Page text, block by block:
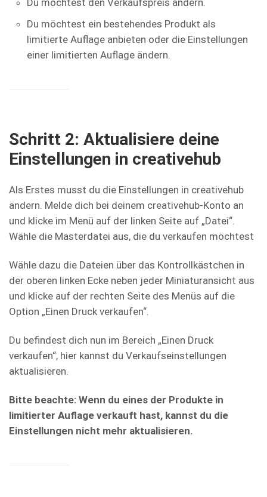
Du möchtest den Verkaufspreis ändern.
Du möchtest ein bestehendes Produkt als
limitierte Auflage anbieten oder die Einstellungen
einer limitierten Auflage ändern.
Schritt 2: Aktualisiere deine
Einstellungen in creativehub
Als Erstes musst du die Einstellungen in creativehub
ändern. Melde dich bei deinem creativehub-Konto an
und klicke im Menü auf der linken Seite auf „Datei“.
Wähle die Masterdatei aus, die du verkaufen möchtest
Wähle dazu die Dateien über das Kontrollkästchen in
der oberen linken Ecke neben jeder Miniaturansicht aus
und klicke auf der rechten Seite des Menüs auf die
Option „Einen Druck verkaufen“.
Du befindest dich nun im Bereich „Einen Druck
verkaufen“, hier kannst du Verkaufseinstellungen
aktualisieren.
Bitte beachte: Wenn du eines der Produkte in
limitierter Auflage verkauft hast, kannst du die
Einstellungen nicht mehr aktualisieren.